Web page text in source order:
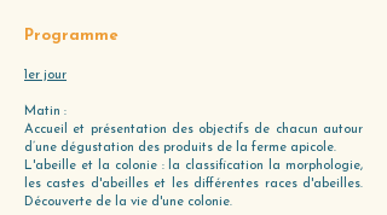
Programme
1er jour
Matin :
Accueil et présentation des objectifs de chacun autour
d’une dégustation des produits de la ferme apicole.
L'abeille et la colonie : la classification la morphologie,
les castes d'abeilles et les différentes races d'abeilles.
Découverte de la vie d'une colonie.